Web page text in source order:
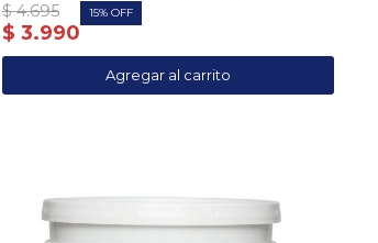
$ 3.990
$ 4.695 15